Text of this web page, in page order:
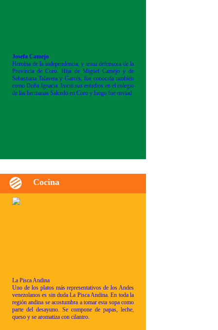
Josefa Camejo
Heroína de la independencia, y tenaz defensora de la
Provincia de Coro. Hija de Miguel Camejo y de
Sebastiana Talavera y Garcés, fue conocida también
como Doña Ignacia. Inició sus estudios en el colegio
de las hermanas Salcedo en Coro y luego fue enviad
Cocina
La Pisca Andina
Uno de los platos más representativos de los Andes
venezolanos es sin duda La Pisca Andina. En toda la
región andina se acostumbra a tomar esta sopa como
parte del desayuno. Se compone de papas, leche,
queso y se aromatiza con cilantro.